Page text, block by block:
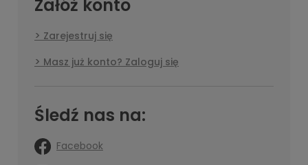
Załóż konto
Zarejestruj się
Masz już konto? Zaloguj się
Śledź nas na:
Facebook